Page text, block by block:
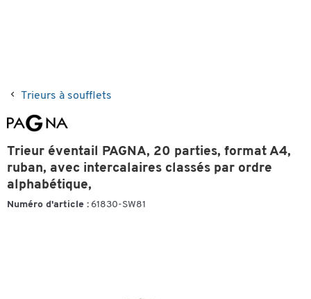
Trieurs à soufflets
Trieur éventail PAGNA, 20 parties, format A4,
ruban, avec intercalaires classés par ordre
alphabétique,
Numéro d'article : 61830-SW81